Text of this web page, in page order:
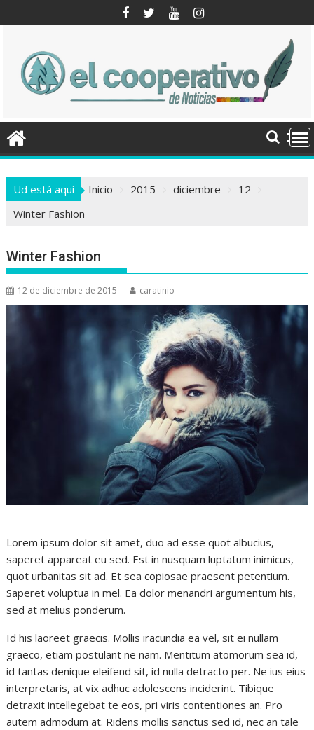
al
Ud está aquí Inicio 2015 diciembre
12
Winter Fashion
Winter Fashion
12 de diciembre de 2015 caratinio
Lorem ipsum dolor sit amet, duo ad esse quot albucius,
saperet appareat eu sed. Est in nusquam luptatum inimicus,
quot urbanitas sit ad. Et sea copiosae praesent petentium.
Saperet voluptua in mel. Ea dolor menandri argumentum his,
sed at melius ponderum.
Id his laoreet graecis. Mollis iracundia ea vel, sit ei nullam
graeco, etiam postulant ne nam. Mentitum atomorum sea id,
id tantas denique eleifend sit, id nulla detracto per. Ne ius eius
interpretaris, at vix adhuc adolescens inciderint. Tibique
detraxit intellegebat te eos, pri viris contentiones an. Pro
autem admodum at. Ridens mollis sanctus sed id, nec an tale